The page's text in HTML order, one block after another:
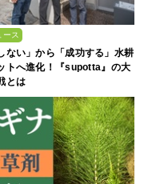
ース
ない」から「成功する」水耕
トへ進化！『supotta』の大
とは